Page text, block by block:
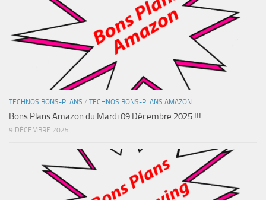
TECHNOS BONS-PLANS / TECHNOS BONS-PLANS AMAZON
Bons Plans Amazon du Mardi 09 Décembre 2025 !!!
9 DÉCEMBRE 2025